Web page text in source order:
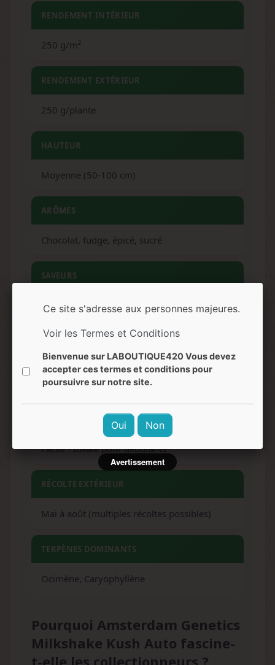
RENDEMENT INTÉRIEUR
250 g/m²
RENDEMENT EXTÉRIEUR
250 g/plante
HAUTEUR
Moyenne (50-100 cm)
ARÔMES
Chocolat, fudge, épicé, sucré
SAVEURS
Chocolat, caramel, fudge, épicé, sucré
EFFETS
Relaxant, euphorique, body buzz, anti-stress,
sédatif
NIVEAU DE DIFFICULTÉ
Facile - Idéale pour débutants
RÉCOLTE EXTÉRIEUR
Mai à août (multiples récoltes possibles)
TERPÈNES DOMINANTS
Ocimène, Caryophyllène
Pourquoi Amsterdam Genetics
Milkshake Kush Auto fascine-
t-elle les collectionneurs ?
Ce site s'adresse aux personnes majeures.
Voir les Termes et Conditions
Bienvenue sur LABOUTIQUE420 Vous devez
accepter ces termes et conditions pour
poursuivre sur notre site.
Oui Non
Avertissement